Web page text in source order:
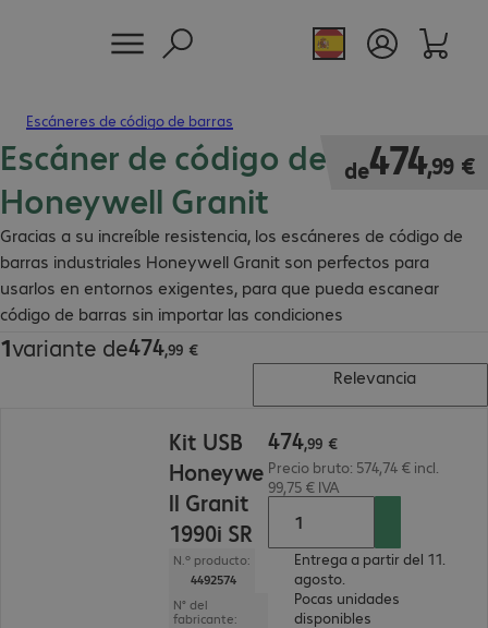
Escáneres de código de barras
Escáner de código de barras
Honeywell Granit
Gracias a su increíble resistencia, los escáneres de código de
barras industriales Honeywell Granit son perfectos para
usarlos en entornos exigentes, para que pueda escanear
código de barras sin importar las condiciones
medioambientales.
de474,99 €
474,99 €
1variante de474,99 €
474,99 €
Relevancia
Kit USB
Honeywe
ll Granit
1990i SR
N.º producto:
4492574
N° del
fabricante:
474,99 €
Precio bruto: 574,74 € incl.
99,75 € IVA
Entrega a partir del 11.
agosto.
Pocas unidades
disponibles